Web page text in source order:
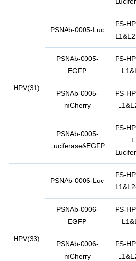
HPV(31)
PSNAb-0005-Luc
PS-
PSNAb-0005-
EGFP
PS-
PSNAb-0005-
mCherry
PS-
PSNAb-0005-
Luciferase&EGFP
PS-
HPV(33)
PSNAb-0006-Luc
PS-
PSNAb-0006-
EGFP
PS-
PSNAb-0006-
mCherry
PS-